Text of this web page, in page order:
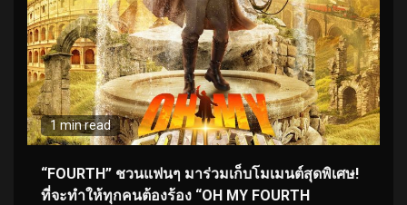
1 min read
“FOURTH” ชวนแฟนๆ มาร่วมเก็บโมเมนต์สุดพิเศษ!
ที่จะทำให้ทุกคนต้องร้อง “OH MY FOURTH